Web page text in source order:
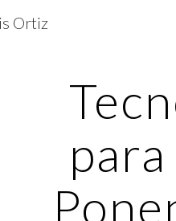
Skip
Ortiz